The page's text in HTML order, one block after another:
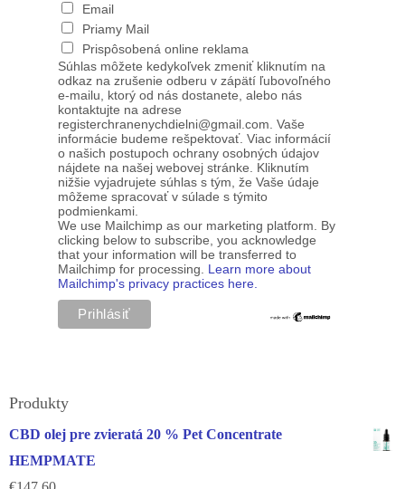
Email
Priamy Mail
Prispôsobená online reklama
Súhlas môžete kedykoľvek zmeniť kliknutím na
odkaz na zrušenie odberu v zápätí ľubovoľného
e-mailu, ktorý od nás dostanete, alebo nás
kontaktujte na adrese
registerchranenychdielni@gmail.com. Vaše
informácie budeme rešpektovať. Viac informácií
o našich postupoch ochrany osobných údajov
nájdete na našej webovej stránke. Kliknutím
nižšie vyjadrujete súhlas s tým, že Vaše údaje
môžeme spracovať v súlade s týmito
podmienkami.
We use Mailchimp as our marketing platform. By
clicking below to subscribe, you acknowledge
that your information will be transferred to
Mailchimp for processing. Learn more about
Mailchimp's privacy practices here.
Produkty
CBD olej pre zvieratá 20 % Pet Concentrate
HEMPMATE